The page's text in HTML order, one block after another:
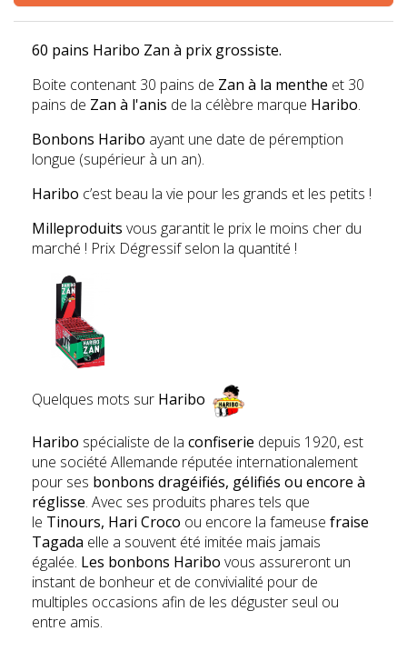
60 pains Haribo Zan à prix grossiste.
Boite contenant 30 pains de Zan à la menthe et 30
pains de Zan à l'anis de la célèbre marque Haribo.
Bonbons Haribo ayant une date de péremption
longue (supérieur à un an).
Haribo c’est beau la vie pour les grands et les petits !
Milleproduits vous garantit le prix le moins cher du
marché ! Prix Dégressif selon la quantité !
Quelques mots sur Haribo
Haribo spécialiste de la confiserie depuis 1920, est
une société Allemande réputée internationalement
pour ses bonbons dragéifiés, gélifiés ou encore à
réglisse. Avec ses produits phares tels que
le Tinours, Hari Croco ou encore la fameuse fraise
Tagada elle a souvent été imitée mais jamais
égalée. Les bonbons Haribo vous assureront un
instant de bonheur et de convivialité pour de
multiples occasions afin de les déguster seul ou
entre amis.